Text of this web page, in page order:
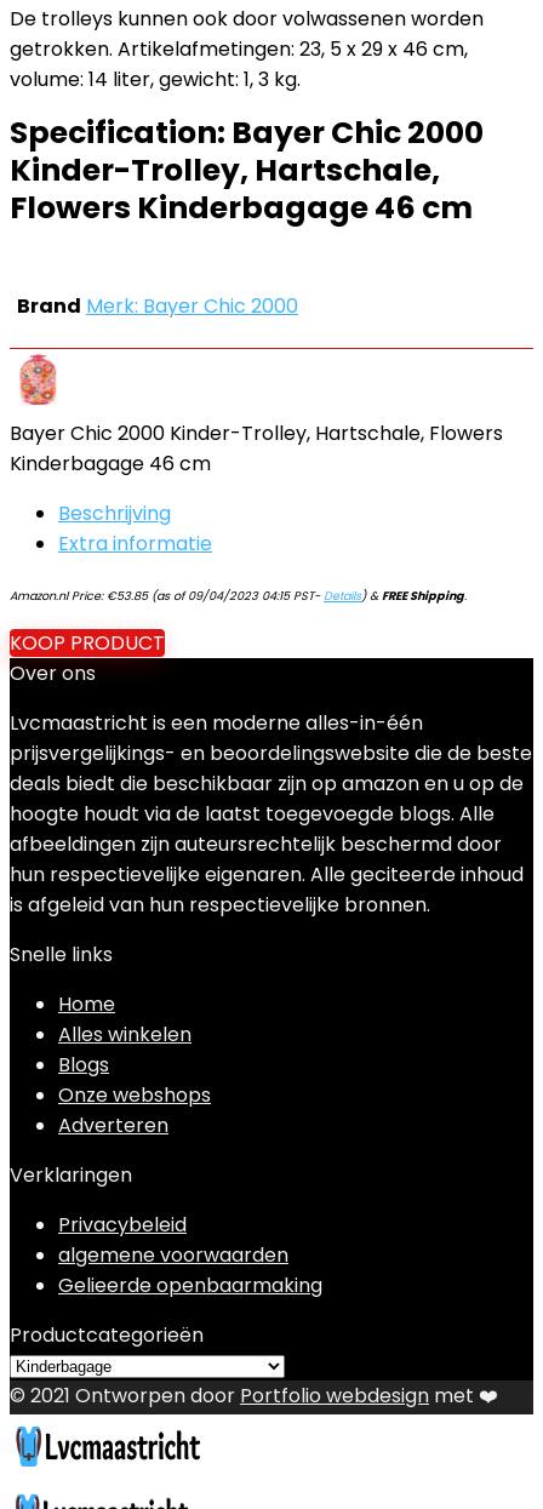
De trolleys kunnen ook door volwassenen worden
getrokken. Artikelafmetingen: 23, 5 x 29 x 46 cm,
volume: 14 liter, gewicht: 1, 3 kg.
Specification: Bayer Chic 2000
Kinder-Trolley, Hartschale,
Flowers Kinderbagage 46 cm
Brand Merk: Bayer Chic 2000
Bayer Chic 2000 Kinder-Trolley, Hartschale, Flowers
Kinderbagage 46 cm
Beschrijving
Extra informatie
Amazon.nl Price: €53.85(as of 09/04/2023 04:15 PST-Details)&FREE Shipping.
KOOP PRODUCT
Over ons
Lvcmaastricht is een moderne alles-in-één
prijsvergelijkings- en beoordelingswebsite die de beste
deals biedt die beschikbaar zijn op amazon en u op de
hoogte houdt via de laatst toegevoegde blogs. Alle
afbeeldingen zijn auteursrechtelijk beschermd door
hun respectievelijke eigenaren. Alle geciteerde inhoud
is afgeleid van hun respectievelijke bronnen.
Snelle links
Home
Alles winkelen
Blogs
Onze webshops
Adverteren
Verklaringen
Privacybeleid
algemene voorwaarden
Gelieerde openbaarmaking
Productcategorieën
© 2021 Ontworpen door Portfolio webdesign met ❤️